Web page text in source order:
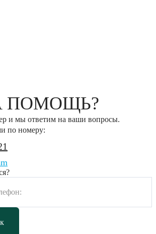
ПОМОЩЬ?
и мы ответим на ваши вопросы.
по номеру: